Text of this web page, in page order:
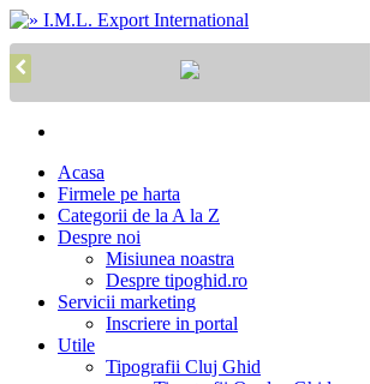
Acasa
Firmele pe harta
Categorii de la A la Z
Despre noi
Misiunea noastra
Despre tipoghid.ro
Servicii marketing
Inscriere in portal
Utile
Tipografii Cluj Ghid